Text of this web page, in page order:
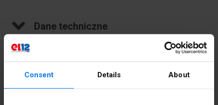
Consent Details About
Dane techniczne
Kolor
Kolor